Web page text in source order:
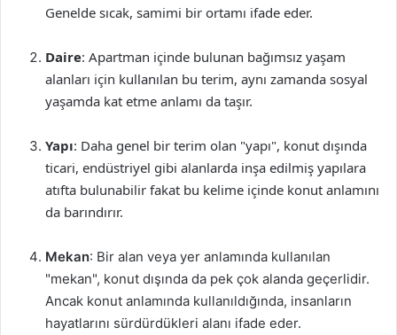
Genelde sıcak, samimi bir ortamı ifade eder.
Daire: Apartman içinde bulunan bağımsız yaşam
alanları için kullanılan bu terim, aynı zamanda sosyal
yaşamda kat etme anlamı da taşır.
Yapı: Daha genel bir terim olan "yapı", konut dışında
ticari, endüstriyel gibi alanlarda inşa edilmiş yapılara
atıfta bulunabilir fakat bu kelime içinde konut anlamını
da barındırır.
Mekan: Bir alan veya yer anlamında kullanılan
"mekan", konut dışında da pek çok alanda geçerlidir.
Ancak konut anlamında kullanıldığında, insanların
hayatlarını sürdürdükleri alanı ifade eder.